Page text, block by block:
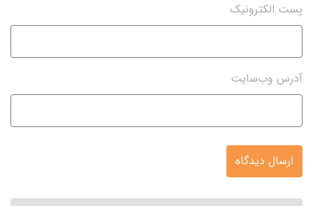
پست الکترونیک
آدرس وب‌سایت
ارسال دیدگاه